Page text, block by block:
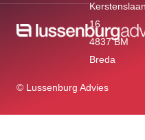
Kerstenslaan
16
4837 BM
Breda
© Lussenburg Advies